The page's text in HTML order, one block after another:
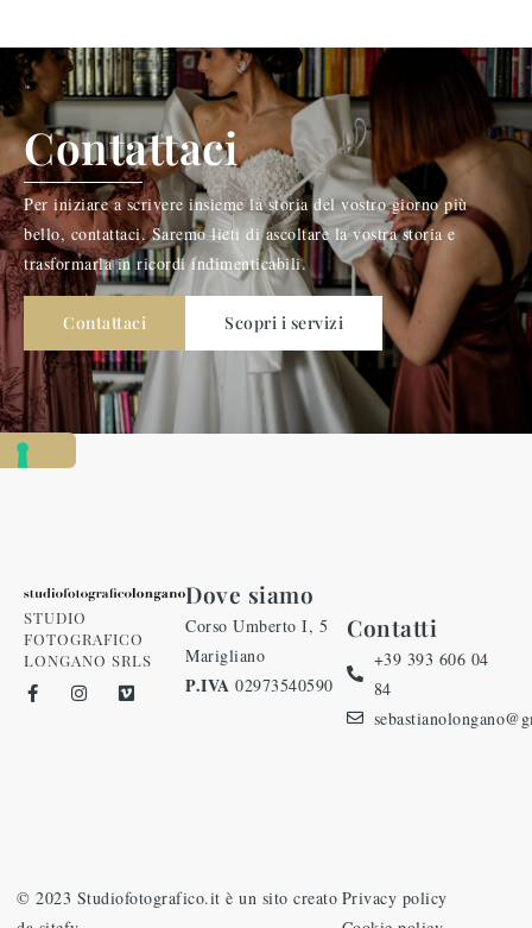
Contattaci
Per iniziare a scrivere insieme la storia del vostro giorno più
bello, contattaci. Saremo lieti di ascoltare la vostra storia e
trasformarla in ricordi indimenticabili.
Contattaci Scopri i servizi
STUDIO
FOTOGRAFICO
LONGANO SRLS
Dove siamo
Corso Umberto I, 5
Marigliano
P.IVA 02973540590
Contatti
+39 393 606 04
84
© 2023 Studiofotografico.it è un sito creato Privacy policy